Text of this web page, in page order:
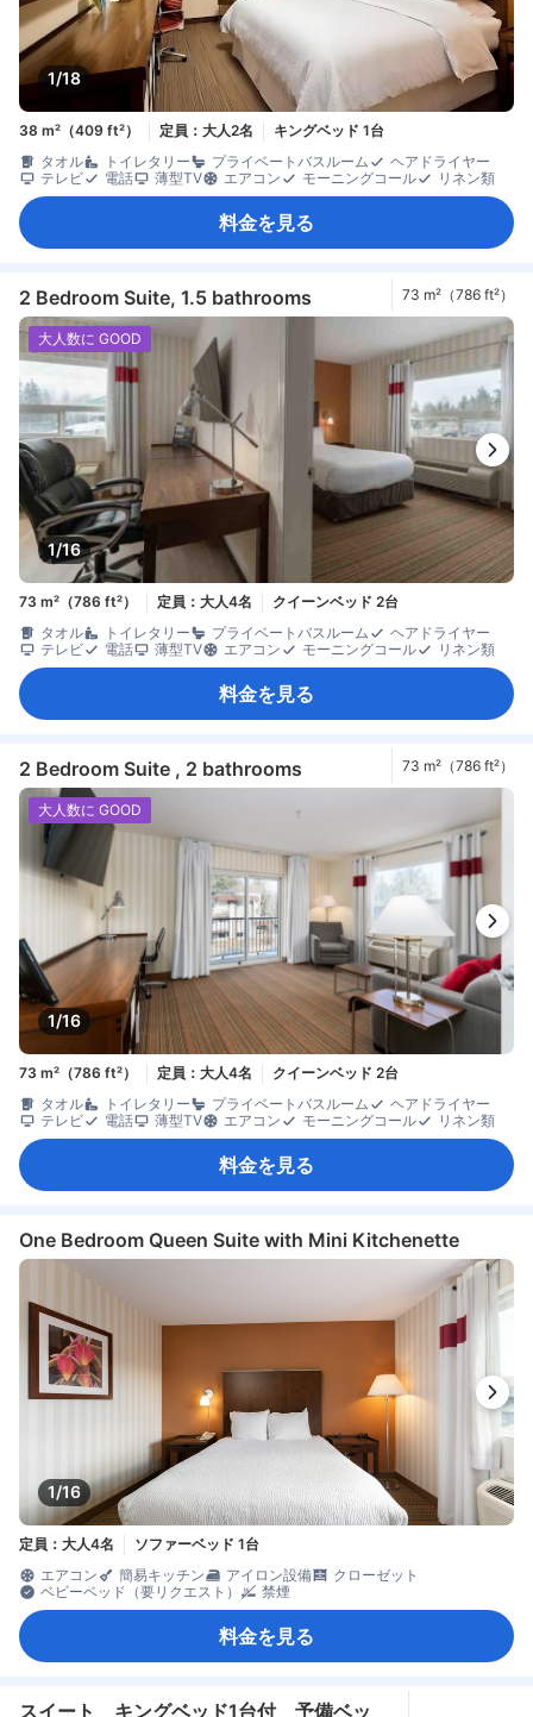
1/18
38 m²（409 ft²） 定員：大人2名
キングベッド 1台
タオル
トイレタリー プライベートバスルーム
ヘアドライヤー
テレビ
電話 薄型TV エアコン モーニングコール リネン類
料金を見る
2 Bedroom Suite, 1.5 bathrooms 73 m²（786 ft²）
1/16
大人数に GOOD
73 m²（786 ft²） 定員：大人4名
クイーンベッド 2台
タオル
トイレタリー プライベートバスルーム
ヘアドライヤー
テレビ
電話 薄型TV エアコン モーニングコール リネン類
料金を見る
2 Bedroom Suite , 2 bathrooms 73 m²（786 ft²）
1/16
大人数に GOOD
73 m²（786 ft²） 定員：大人4名
クイーンベッド 2台
タオル
トイレタリー プライベートバスルーム
ヘアドライヤー
テレビ
電話 薄型TV エアコン モーニングコール リネン類
料金を見る
One Bedroom Queen Suite with Mini Kitchenette
1/16
定員：大人4名
ソファーベッド 1台
エアコン
簡易キッチン アイロン設備
クローゼット
ベビーベッド（要リクエスト）
禁煙
料金を見る
スイート キングベッド1台付 予備ベッ